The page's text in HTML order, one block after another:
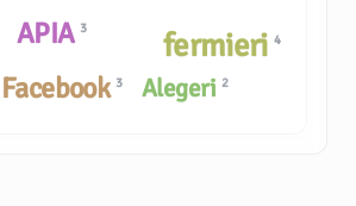
Facebook 3
fermieri 4
Alegeri 2
APIA 3